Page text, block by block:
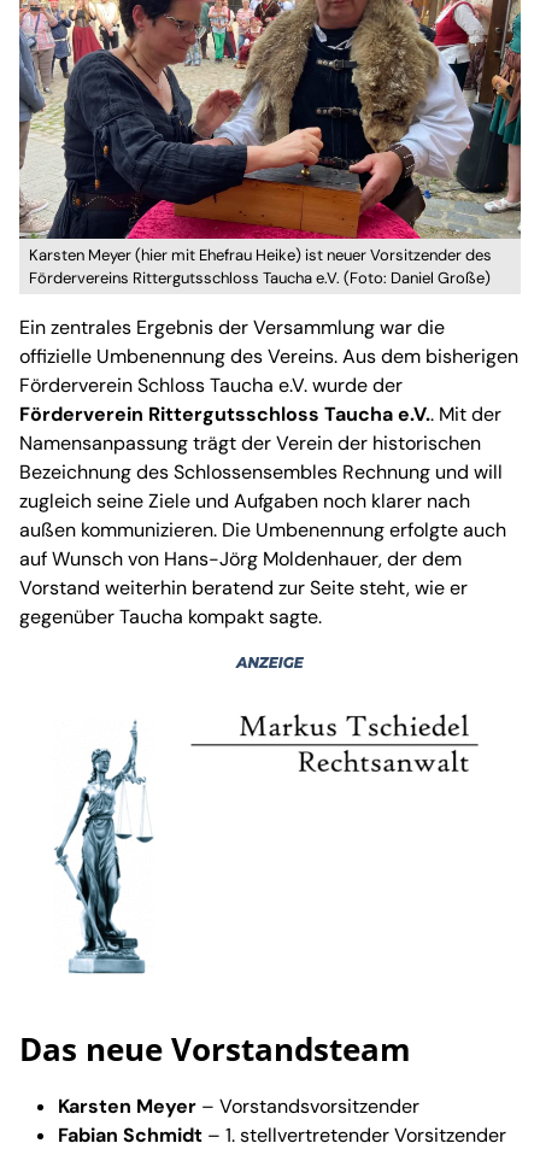
Karsten Meyer (hier mit Ehefrau Heike) ist neuer Vorsitzender des
Fördervereins Rittergutsschloss Taucha e.V. (Foto: Daniel Große)
Ein zentrales Ergebnis der Versammlung war die
offizielle Umbenennung des Vereins. Aus dem bisherigen
Förderverein Schloss Taucha e.V. wurde der
Förderverein Rittergutsschloss Taucha e.V.. Mit der
Namensanpassung trägt der Verein der historischen
Bezeichnung des Schlossensembles Rechnung und will
zugleich seine Ziele und Aufgaben noch klarer nach
außen kommunizieren. Die Umbenennung erfolgte auch
auf Wunsch von Hans-Jörg Moldenhauer, der dem
Vorstand weiterhin beratend zur Seite steht, wie er
gegenüber Taucha kompakt sagte.
Das neue Vorstandsteam
Karsten Meyer – Vorstandsvorsitzender
Fabian Schmidt – 1. stellvertretender Vorsitzender